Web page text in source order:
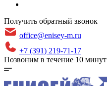
Получить обратный звонок
office@enisey-m.ru
+7 (391) 219-71-17
Позвоним в течение 10 минут